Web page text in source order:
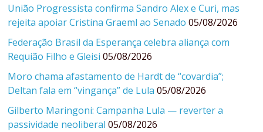
União Progressista confirma Sandro Alex e Curi, mas
rejeita apoiar Cristina Graeml ao Senado 05/08/2026
Federação Brasil da Esperança celebra aliança com
Requião Filho e Gleisi 05/08/2026
Moro chama afastamento de Hardt de “covardia”;
Deltan fala em “vingança” de Lula 05/08/2026
Gilberto Maringoni: Campanha Lula — reverter a
passividade neoliberal 05/08/2026